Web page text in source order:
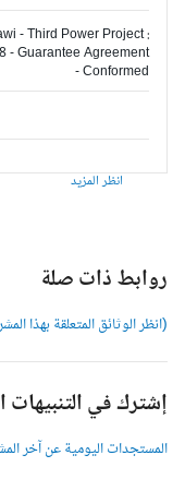
- Third Power Project :
- Guarantee Agreement
- Conformed
انظر المزيد
روابط ذات صلة
(انظر الوثائق المتعلقة بهذا
إشترك في التنبيهات
المستجدات اليومية عن آخر